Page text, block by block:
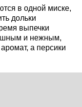
в одной миске,
дольки
выпечки
и нежным,
а персики